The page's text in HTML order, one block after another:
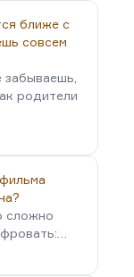
ближе с
совсем
родители
сложно